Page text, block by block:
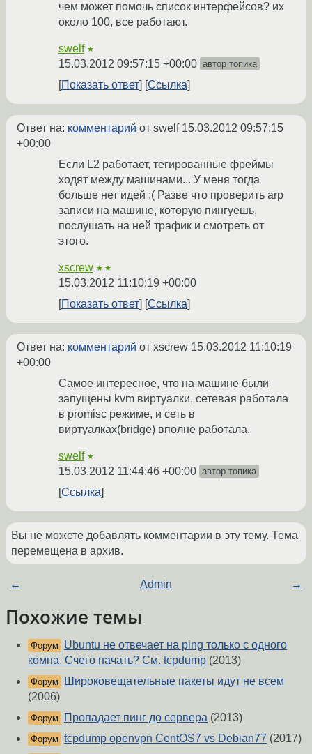
чем может помочь список интерфейсов? их
около 100, все работают.
swelf ★
15.03.2012 09:57:15 +00:00 автор топика
Показать ответ Ссылка
Ответ на: комментарий от swelf 15.03.2012 09:57:15
+00:00
Если L2 работает, тегированные фреймы
ходят между машинами... У меня тогда
больше нет идей :( Разве что проверить arp
записи на машине, которую пингуешь,
послушать на ней трафик и смотреть от
этого.
xscrew ★★
15.03.2012 11:10:19 +00:00
Показать ответ
Ссылка
Ответ на: комментарий от xscrew 15.03.2012 11:10:19
+00:00
Самое интересное, что на машине были
запущены kvm виртуалки, сетевая работала
в promisc режиме, и сеть в
виртуалках(bridge) вполне работала.
swelf ★
15.03.2012 11:44:46 +00:00 автор топика
Ссылка
Вы не можете добавлять комментарии в эту тему. Тема
перемещена в архив.
← Admin →
Похожие темы
Форум
Ubuntu не отвечает на ping только с одного
компа. Счего начать? См. tcpdump (2013)
Форум
Широковещательные пакеты идут не всем
(2006)
Форум Пропадает пинг до сервера (2013)
Форум tcpdump openvpn CentOS7 vs Debian77 (2017)